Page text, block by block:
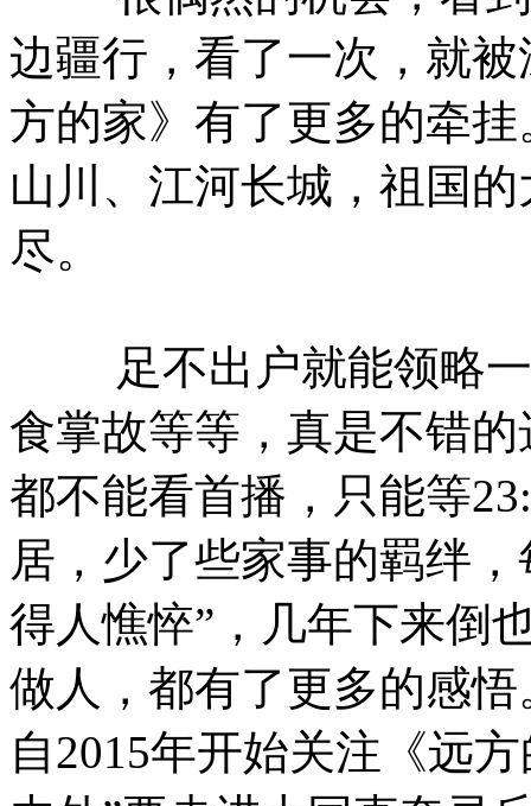
边疆行，看了一次，就
方的家》有了更多的牵
山川、江河长城，祖国
尽。
足不出户就能领略一
食掌故等等，真是不错
都不能看首播，只能等
居，少了些家事的羁绊
得人憔悴”，几年下来倒
做人，都有了更多的感悟
自2015年开始关注《远